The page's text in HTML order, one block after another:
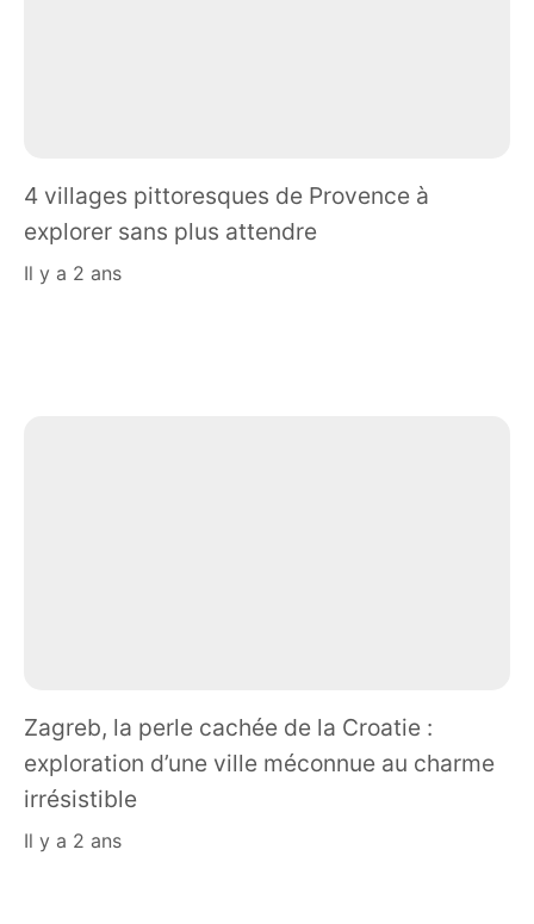
4 villages pittoresques de Provence à
explorer sans plus attendre
il y a 2 ans
Zagreb, la perle cachée de la Croatie :
exploration d’une ville méconnue au charme
irrésistible
il y a 2 ans